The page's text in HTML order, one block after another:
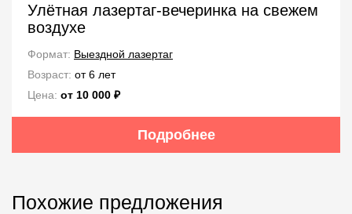
Улётная лазертаг-вечеринка на свежем
воздухе
Формат: Выездной лазертаг
Возраст: от 6 лет
Цена: от 10 000 ₽
Подробнее
Похожие предложения